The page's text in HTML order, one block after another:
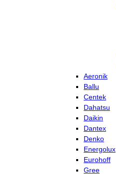
Aeronik
Ballu
Centek
Dahatsu
Daikin
Dantex
Denko
Energolux
Eurohoff
Gree